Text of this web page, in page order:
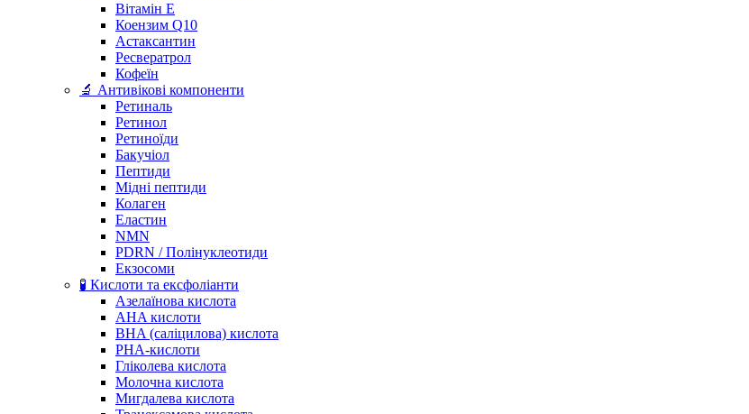
Вітамін Е
Коензим Q10
Астаксантин
Ресвератрол
Кофеїн
🔬 Антивікові компоненти
Ретиналь
Ретинол
Ретиноїди
Бакучіол
Пептиди
Мідні пептиди
Колаген
Еластин
NMN
PDRN / Полінуклеотиди
Екзосоми
🧪 Кислоти та ексфоліанти
Азелаїнова кислота
AHA кислоти
BHA (саліцилова) кислота
PHA-кислоти
Гліколева кислота
Молочна кислота
Мигдалева кислота